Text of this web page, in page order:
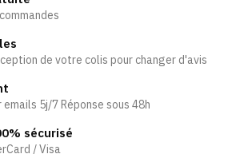
peuvent
être
de votre colis pour changer d'avis
5j/7 Réponse sous 48h
sécurisé
/ Visa